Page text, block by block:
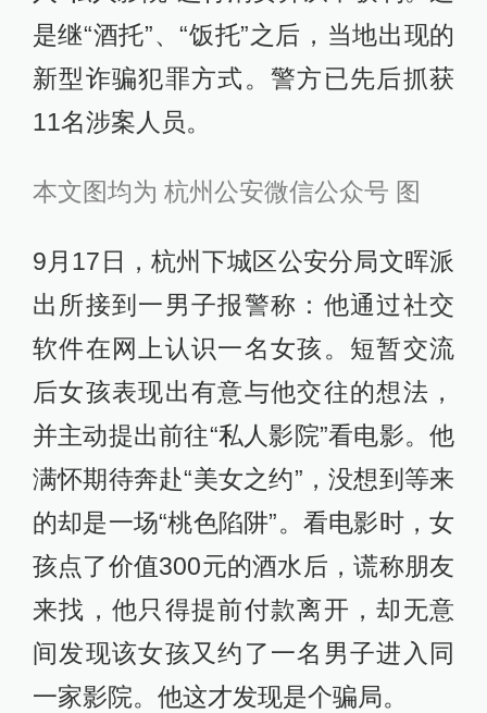
是继“酒托”、“饭托”之后，当地出现的
新型诈骗犯罪方式。警方已先后抓获
11名涉案人员。
本文图均为 杭州公安微信公众号 图
9月17日，杭州下城区公安分局文晖派
出所接到一男子报警称：他通过社交
软件在网上认识一名女孩。短暂交流
后女孩表现出有意与他交往的想法，
并主动提出前往“私人影院”看电影。他
满怀期待奔赴“美女之约”，没想到等来
的却是一场“桃色陷阱”。看电影时，女
孩点了价值300元的酒水后，谎称朋友
来找，他只得提前付款离开，却无意
间发现该女孩又约了一名男子进入同
一家影院。他这才发现是个骗局。